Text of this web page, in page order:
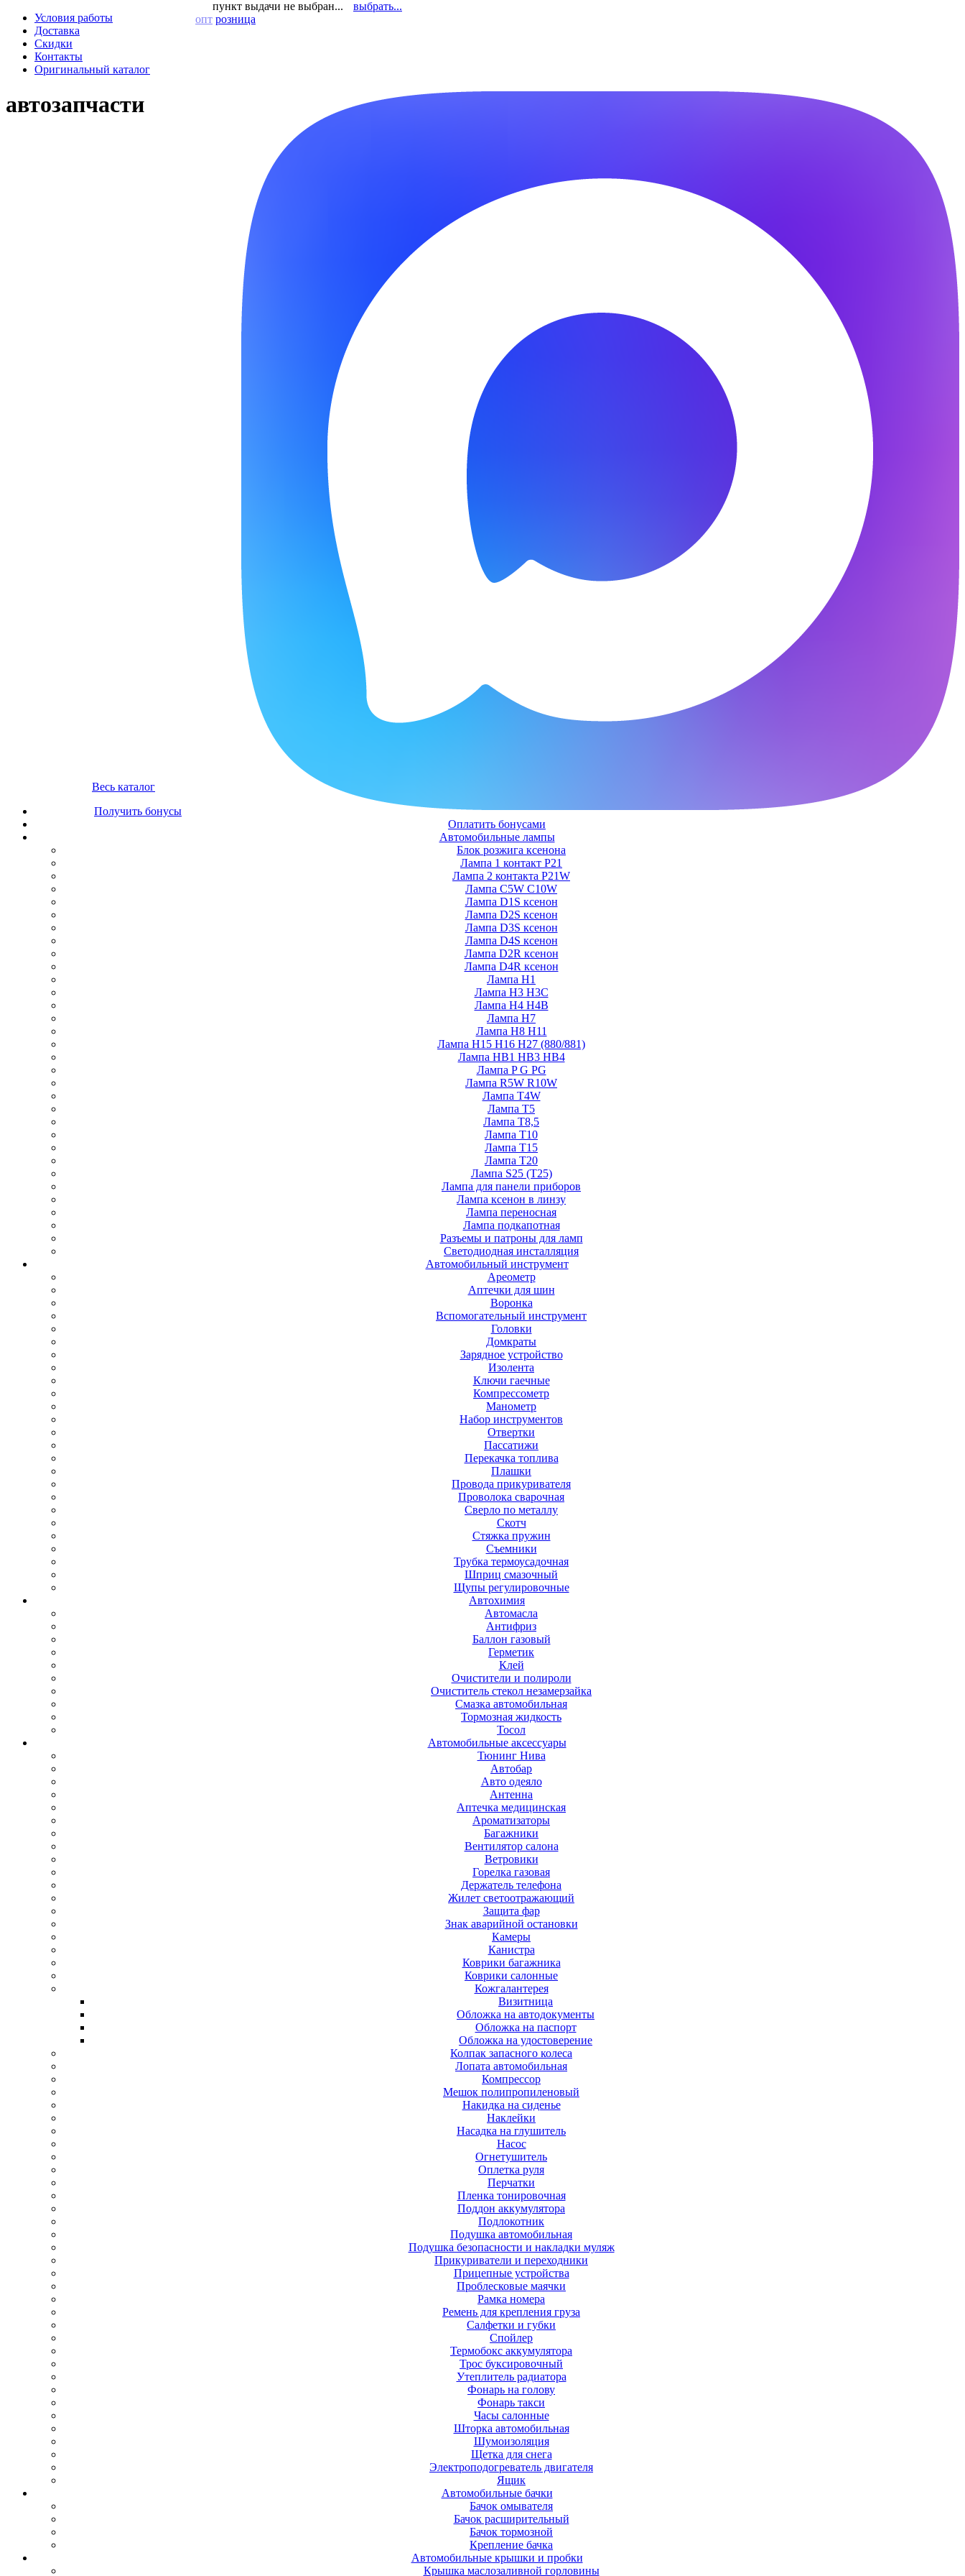
Условия работы
Доставка
Скидки
Контакты
Оригинальный каталог
пункт выдачи не выбран...
выбрать...
опт розница
автозапчасти
Весь каталог
Получить бонусы
Оплатить бонусами
Автомобильные лампы
Блок розжига ксенона
Лампа 1 контакт P21
Лампа 2 контакта P21W
Лампа C5W C10W
Лампа D1S ксенон
Лампа D2S ксенон
Лампа D3S ксенон
Лампа D4S ксенон
Лампа D2R ксенон
Лампа D4R ксенон
Лампа H1
Лампа H3 H3C
Лампа H4 H4B
Лампа H7
Лампа H8 H11
Лампа H15 H16 H27 (880/881)
Лампа HB1 HB3 HB4
Лампа P G PG
Лампа R5W R10W
Лампа T4W
Лампа T5
Лампа T8,5
Лампа T10
Лампа T15
Лампа T20
Лампа S25 (T25)
Лампа для панели приборов
Лампа ксенон в линзу
Лампа переносная
Лампа подкапотная
Разъемы и патроны для ламп
Светодиодная инсталляция
Автомобильный инструмент
Ареометр
Аптечки для шин
Воронка
Вспомогательный инструмент
Головки
Домкраты
Зарядное устройство
Изолента
Ключи гаечные
Компрессометр
Манометр
Набор инструментов
Отвертки
Пассатижи
Перекачка топлива
Плашки
Провода прикуривателя
Проволока сварочная
Сверло по металлу
Скотч
Стяжка пружин
Съемники
Трубка термоусадочная
Шприц смазочный
Щупы регулировочные
Автохимия
Автомасла
Антифриз
Баллон газовый
Герметик
Клей
Очистители и полироли
Очиститель стекол незамерзайка
Смазка автомобильная
Тормозная жидкость
Тосол
Автомобильные аксессуары
Тюнинг Нива
Автобар
Авто одеяло
Антенна
Аптечка медицинская
Ароматизаторы
Багажники
Вентилятор салона
Ветровики
Горелка газовая
Держатель телефона
Жилет светоотражающий
Защита фар
Знак аварийной остановки
Камеры
Канистра
Коврики багажника
Коврики салонные
Кожгалантерея
Визитница
Обложка на автодокументы
Обложка на паспорт
Обложка на удостоверение
Колпак запасного колеса
Лопата автомобильная
Компрессор
Мешок полипропиленовый
Накидка на сиденье
Наклейки
Насадка на глушитель
Насос
Огнетушитель
Оплетка руля
Перчатки
Пленка тонировочная
Поддон аккумулятора
Подлокотник
Подушка автомобильная
Подушка безопасности и накладки муляж
Прикуриватели и переходники
Прицепные устройства
Проблесковые маячки
Рамка номера
Ремень для крепления груза
Салфетки и губки
Спойлер
Термобокс аккумулятора
Трос буксировочный
Утеплитель радиатора
Фонарь на голову
Фонарь такси
Часы салонные
Шторка автомобильная
Шумоизоляция
Щетка для снега
Электроподогреватель двигателя
Ящик
Автомобильные бачки
Бачок омывателя
Бачок расширительный
Бачок тормозной
Крепление бачка
Автомобильные крышки и пробки
Крышка маслозаливной горловины